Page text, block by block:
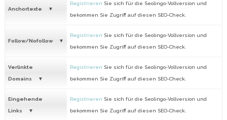
Anchortexte
Registrieren Sie sich für die Seolingo-Vollversion und
bekommen Sie Zugriff auf diesen SEO-Check.
Follow/Nofollow
Registrieren Sie sich für die Seolingo-Vollversion und
bekommen Sie Zugriff auf diesen SEO-Check.
Verlinkte
Domains
Registrieren Sie sich für die Seolingo-Vollversion und
bekommen Sie Zugriff auf diesen SEO-Check.
Eingehende
Links
Registrieren Sie sich für die Seolingo-Vollversion und
bekommen Sie Zugriff auf diesen SEO-Check.